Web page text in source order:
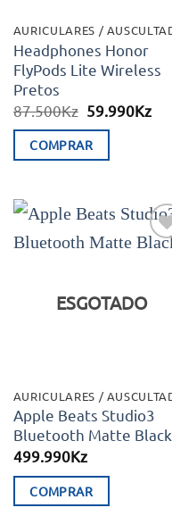
Headphones Honor
FlyPods Lite Wireless
Pretos
87.500Kz O
original
era:
59.990KzO
COMPRAR
ESGOTADO
Apple Beats Studio3
Bluetooth Matte Black
499.990Kz
COMPRAR